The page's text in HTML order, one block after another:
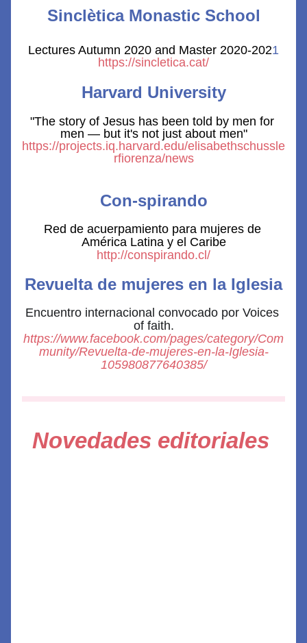
Sinclètica Monastic School
Lectures Autumn 2020 and Master 2020-2021
https://sincletica.cat/
Harvard University
"The story of Jesus has been told by men for
men — but it's not just about men"
https://projects.iq.harvard.edu/elisabethschussle
rfiorenza/news
Con-spirando
Red de acuerpamiento para mujeres de
América Latina y el Caribe
http://conspirando.cl/
Revuelta de mujeres en la Iglesia
Encuentro internacional convocado por Voices
of faith.
https://www.facebook.com/pages/category/Com
munity/Revuelta-de-mujeres-en-la-Iglesia-
105980877640385/
Novedades editoriales